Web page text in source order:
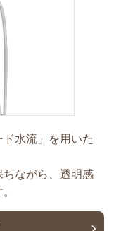
水流」を用いた
ながら、透明感